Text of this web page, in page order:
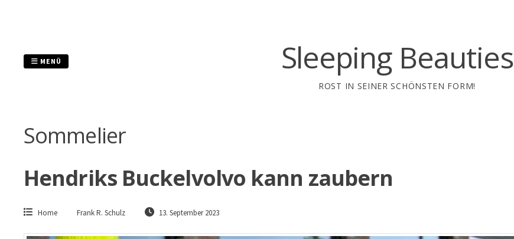
Sleeping Beauties
ROST IN SEINER SCHÖNSTEN FORM!
MENÜ
Sommelier
Hendriks Buckelvolvo kann zaubern
Home Frank R. Schulz 13. September 2023